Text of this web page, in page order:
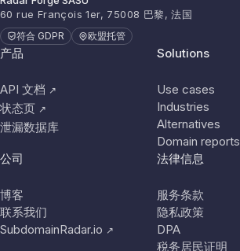
60 rue François 1er, 75008 巴黎, 法国
符合 GDPR 欧盟托管
产品
API 文档 ↗
状态页 ↗
泄漏数据库
Solutions
Use cases
Industries
Alternatives
Domain reports
公司
博客
联系我们
SubdomainRadar.io ↗
法律信息
服务条款
隐私政策
DPA
税务居民证明